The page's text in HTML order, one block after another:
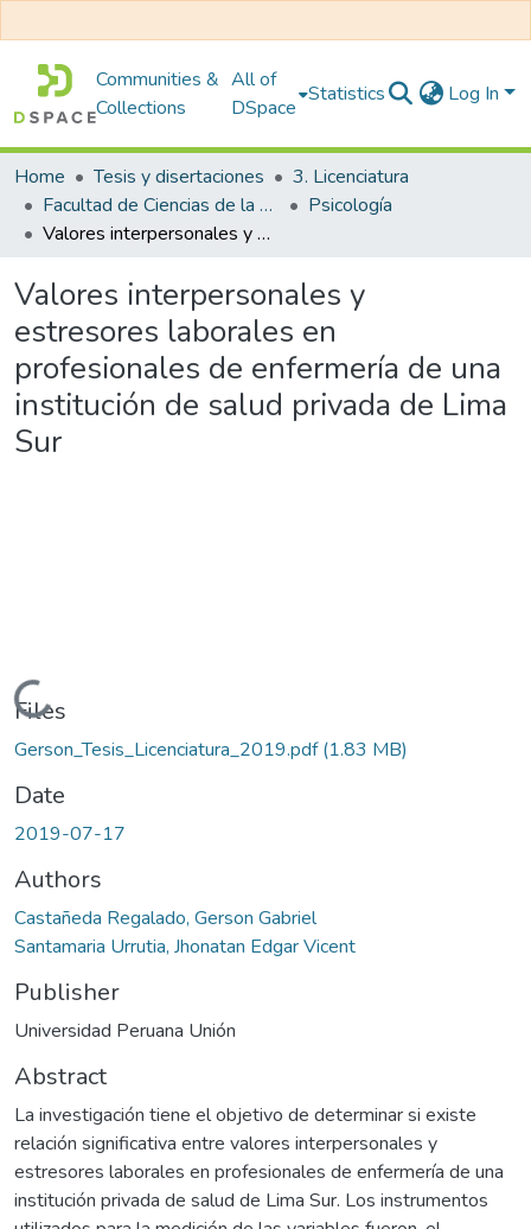
Communities &
Collections
All of
DSpace
Statistics Log In
Home Tesis y disertaciones
3. Licenciatura
Facultad de Ciencias de la Salud
Psicología
Valores interpersonales y estresores laborales en profesionales de enfermería de una institución de salud privada de Lima Sur
Valores interpersonales y
estresores laborales en
profesionales de enfermería de una
institución de salud privada de Lima
Sur
Loading...
Files
Gerson_Tesis_Licenciatura_2019.pdf(1.83 MB)
Date
2019-07-17
Authors
Castañeda Regalado, Gerson Gabriel
Santamaria Urrutia, Jhonatan Edgar Vicent
Publisher
Universidad Peruana Unión
Abstract
La investigación tiene el objetivo de determinar si existe
relación significativa entre valores interpersonales y
estresores laborales en profesionales de enfermería de una
institución privada de salud de Lima Sur. Los instrumentos